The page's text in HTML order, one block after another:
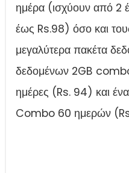
ημέρα (ισχύουν από 2
έως Rs.98) όσο και
μεγαλύτερα πακέτα
δεδομένων 2GB combo
ημέρες (Rs. 94) και
Combo 60 ημερών